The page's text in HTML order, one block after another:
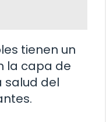
tienen un
la capa de
salud del